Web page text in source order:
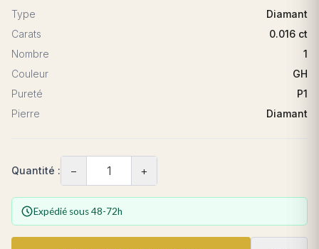
Type
Diamant
Carats
0.016 ct
Nombre
1
Couleur
GH
Pureté
P1
Pierre
Diamant
Quantité : − +
Expédié sous 48-72h